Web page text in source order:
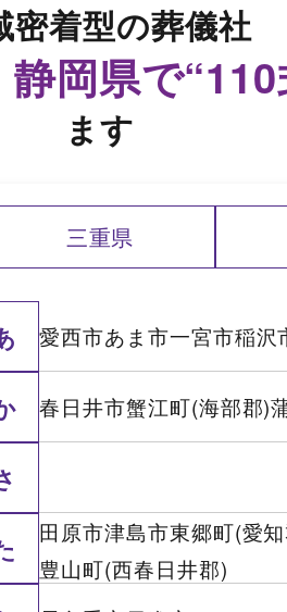
密着型の葬儀社
岡県で“110
ます
三重県
愛西市あま市一宮市稲沢
春日井市蟹江町(海部郡)
田原市津島市東郷町(愛
豊山町(西春日井郡)